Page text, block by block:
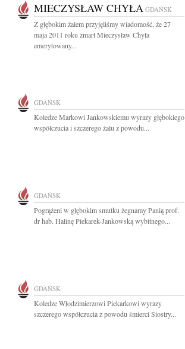
MIECZYSŁAW CHYŁA GDAŃSK
Z głębokim żalem przyjęliśmy wiadomość, że 27
maja 2011 roku zmarł Mieczysław Chyła
emerytowany...
GDAŃSK
Koledze Markowi Jankowskiemu wyrazy głębokiego
współczucia i szczerego żalu z powodu...
GDAŃSK
Pogrążeni w głębokim smutku żegnamy Panią prof.
dr hab. Halinę Piekarek-Jankowską wybitnego...
GDAŃSK
Koledze Włodzimierzowi Piekarkowi wyrazy
szczerego współczucia z powodu śmierci Siostry...